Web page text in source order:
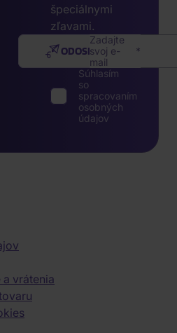
špeciálnymi
zľavami.
Zadajte
svoj e-
mail
ODOSLAŤ
Súhlasím
so
spracovaním
osobných
údajov
vrátenia